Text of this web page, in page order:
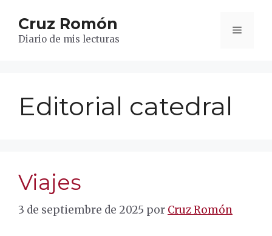
contenido
Cruz Romón
Diario de mis lecturas
Menú
Editorial catedral
Viajes
3 de septiembre de 2025 por Cruz Romón